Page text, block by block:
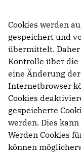
Cookies werden
gespeichert und
übermittelt. Daher
Kontrolle über die
eine Änderung
Internetbrowser
Cookies
gespeicherte
werden. Dies
Werden Cookies
können